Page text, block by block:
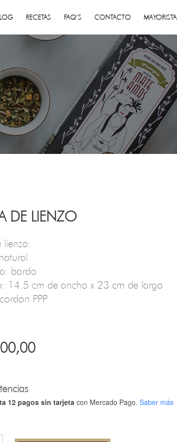
RECETAS FAQ’S CONTACTO MAYORISTA
DE LIENZO
lienzo:
bordo
14.5 cm de ancho x 23 cm de largo
PPP
12 pagos sin tarjeta con Mercado Pago. Saber más